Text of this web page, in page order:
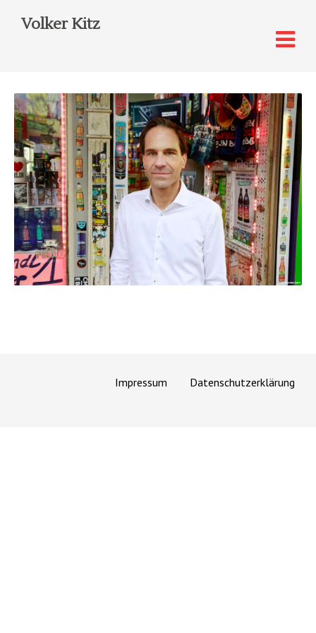
Volker Kitz
Impressum Datenschutzerklärung